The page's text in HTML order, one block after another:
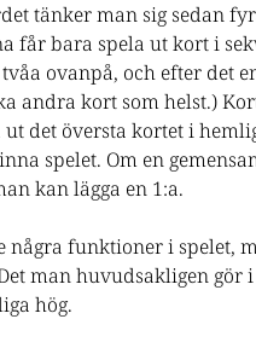
tänker man sig sedan
får bara spela ut kort i
ovanpå, och efter det
andra kort som helst.)
det översta kortet i
spelet. Om en
kan lägga en 1:a.
några funktioner i spelet,
man huvudsakligen gör
hög.